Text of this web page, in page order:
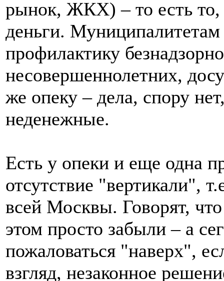
рынок, ЖКХ) – то есть то,
деньги.
профилактику
несовершеннолетних,
же опеку – дела, спору
неденежные.
Есть у опеки и еще одна
отсутствие "вертикали",
всей Москвы. Говорят,
этом просто забыли – а
пожаловаться "наверх",
взгляд, незаконное